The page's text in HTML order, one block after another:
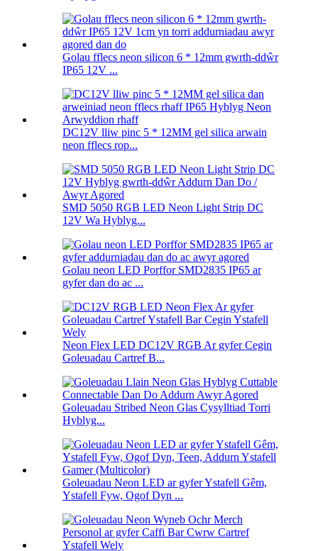
Golau fflecs neon silicon 6 * 12mm gwrth-ddŵr
IP65 12V ...
DC12V lliw pinc 5 * 12MM gel silica arwain
neon fflecs rop...
SMD 5050 RGB LED Neon Light Strip DC
12V Wa Hyblyg...
Golau neon LED Porffor SMD2835 IP65 ar
gyfer dan do ac ...
Neon Flex LED DC12V RGB Ar gyfer Cegin
Goleuadau Cartref B...
Goleuadau Stribed Neon Glas Cysylltiad Torri
Hyblyg...
Goleuadau Neon LED ar gyfer Ystafell Gêm,
Ystafell Fyw, Ogof Dyn ...